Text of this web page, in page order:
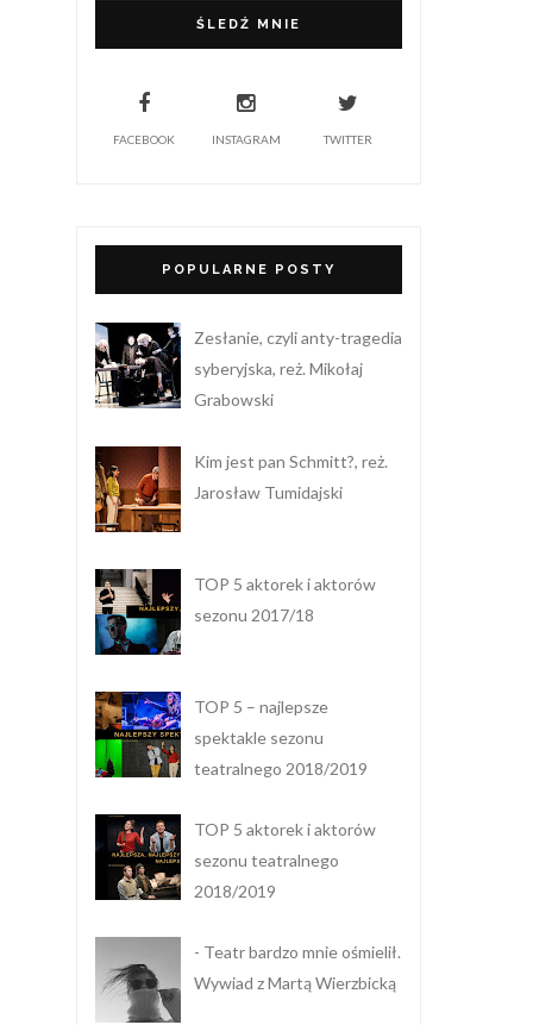
ŚLEDŹ MNIE
FACEBOOK INSTAGRAM TWITTER
POPULARNE POSTY
Zesłanie, czyli anty-tragedia
syberyjska, reż. Mikołaj
Grabowski
Kim jest pan Schmitt?, reż.
Jarosław Tumidajski
TOP 5 aktorek i aktorów
sezonu 2017/18
TOP 5 – najlepsze
spektakle sezonu
teatralnego 2018/2019
TOP 5 aktorek i aktorów
sezonu teatralnego
2018/2019
- Teatr bardzo mnie ośmielił.
Wywiad z Martą Wierzbicką